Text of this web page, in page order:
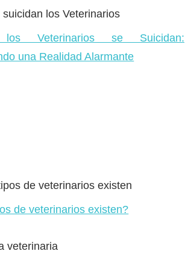
Veterinarios se Suicidan:
una Realidad Alarmante
de veterinarios existen?